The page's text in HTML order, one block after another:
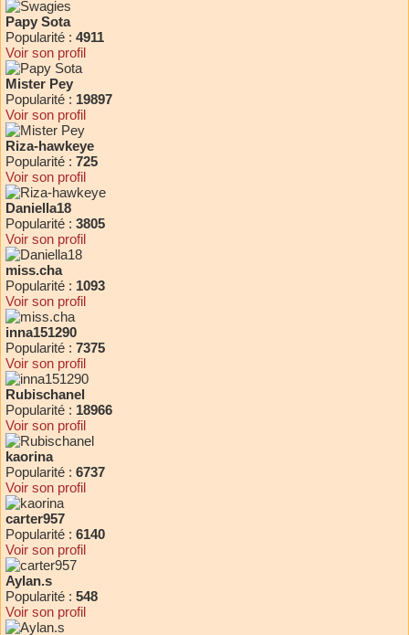
Papy Sota
Popularité : 4911
Voir son profil
Mister Pey
Popularité : 19897
Voir son profil
Riza-hawkeye
Popularité : 725
Voir son profil
Daniella18
Popularité : 3805
Voir son profil
miss.cha
Popularité : 1093
Voir son profil
inna151290
Popularité : 7375
Voir son profil
Rubischanel
Popularité : 18966
Voir son profil
kaorina
Popularité : 6737
Voir son profil
carter957
Popularité : 6140
Voir son profil
Aylan.s
Popularité : 548
Voir son profil